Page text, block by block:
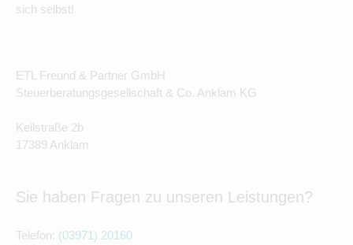
sich selbst!
ETL Freund & Partner GmbH
Steuerberatungsgesellschaft & Co. Anklam KG
Keilstraße 2b
17389 Anklam
Sie haben Fragen zu unseren Leistungen?
Telefon: (03971) 20160